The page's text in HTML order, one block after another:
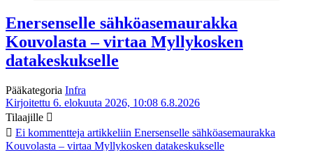
Enersenselle sähköasemaurakka
Kouvolasta – virtaa Myllykosken
datakeskukselle
Pääkategoria Infra
Kirjoitettu 6. elokuuta 2026, 10:08 6.8.2026
Tilaajille
Ei kommentteja artikkeliin Enersenselle sähköasemaurakka
Kouvolasta – virtaa Myllykosken datakeskukselle